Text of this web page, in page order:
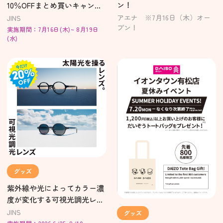
10％OFFまとめ買いキャンペ
ーン実施中！
JINS
実施期間：7月16日(木)~ 8月19日
(水)
ン！
アエナ ※7月16日（木）オー
プン！
グッズ
紫外線や光によってカラー濃
度が変化する可視光調光レン
ズ20%OFF開催中！
JINS グッズ